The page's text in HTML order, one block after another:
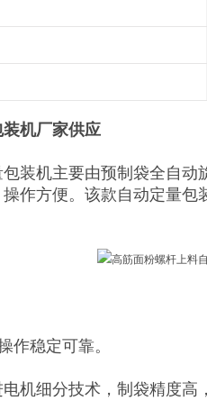
机厂家供应
装机主要由预制袋全自
作方便。该款自动定量
稳定可靠。
细分技术，制袋精度高